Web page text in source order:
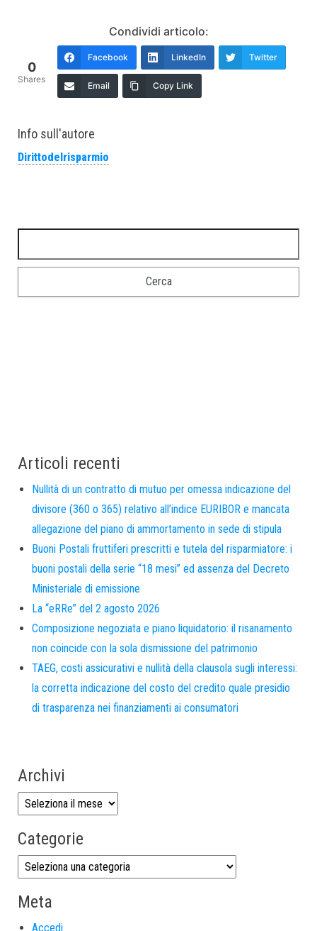
Condividi articolo:
0
Shares
Facebook LinkedIn Twitter
Email Copy Link
Info sull'autore
Dirittodelrisparmio
Articoli recenti
Nullità di un contratto di mutuo per omessa indicazione del
divisore (360 o 365) relativo all’indice EURIBOR e mancata
allegazione del piano di ammortamento in sede di stipula
Buoni Postali fruttiferi prescritti e tutela del risparmiatore: i
buoni postali della serie “18 mesi” ed assenza del Decreto
Ministeriale di emissione
La “eRRe” del 2 agosto 2026
Composizione negoziata e piano liquidatorio: il risanamento
non coincide con la sola dismissione del patrimonio
TAEG, costi assicurativi e nullità della clausola sugli interessi:
la corretta indicazione del costo del credito quale presidio
di trasparenza nei finanziamenti ai consumatori
Archivi
Categorie
Meta
Accedi